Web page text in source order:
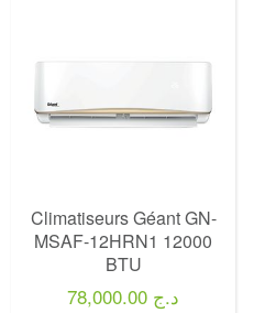
Climatiseurs Géant GN-
MSAF-12HRN1 12000
BTU
78,000.00 د.ج